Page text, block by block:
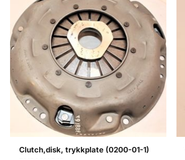
Clutch,disk, trykkplate (0200-01-1)